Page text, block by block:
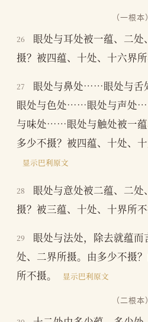
（一根本）
26
眼处与耳处被一蕴、二
摄？被四蕴、十处、十六界所
27
眼处与鼻处……眼处与
眼处与色处……眼处与声处
与味处……眼处与触处被一
多少不摄？被四蕴、十处、十
显示巴利原文
28
眼处与意处被二蕴、二
摄？被三蕴、十处、十界所不
29
眼处与法处，除去就蕴
处、二界所摄。由多少不摄
所不摄。
显示巴利原文
（二根本）